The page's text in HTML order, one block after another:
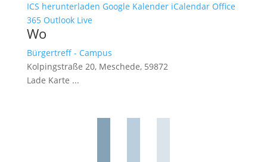
ICS herunterladen Google Kalender iCalendar Office
365 Outlook Live
Wo
Bürgertreff - Campus
Kolpingstraße 20, Meschede, 59872
Lade Karte ...